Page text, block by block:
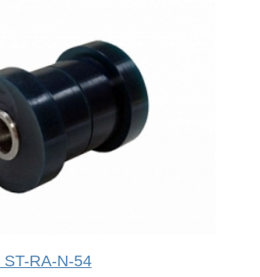
RA-N-54